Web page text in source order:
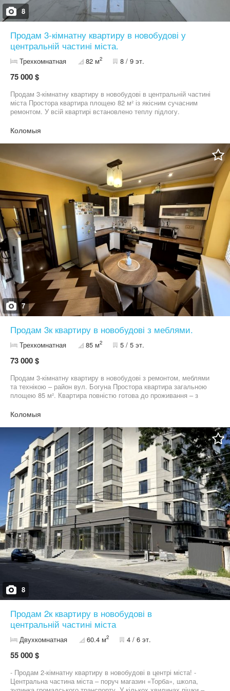
8
Продам 3-кімнатну квартиру в новобудові у
центральній частині міста.
Трехкомнатная 82 м2 8 / 9 эт.
75 000 $
Продам 3-кімнатну квартиру в новобудові в центральній частині
міста Простора квартира площею 82 м² із якісним сучасним
ремонтом. У всій квартирі встановлено теплу підлогу.
можна завершити ремонт на власний смак. Вигідне
закрите подвір’я з місцями для паркування та дитячим
майданчиком. Ідеальний варіант для комфортного життя!
Коломыя
7
Продам 3к квартиру в новобудові з меблями.
Трехкомнатная 85 м2 5 / 5 эт.
73 000 $
Продам 3-кімнатну квартиру в новобудові з ремонтом, меблями
та технікою – район вул. Богуна Простора квартира загальною
площею 85 м². Квартира повністю готова до проживання – з
подвір’я - Власне паркомісце - Зручна локація – поруч магазини,
місті Коломия або навколишніх селах.
Коломыя
8
Продам 2к квартиру в новобудові в
центральній частині міста
Двухкомнатная 60.4 м2 4 / 6 эт.
55 000 $
- Продам 2-кімнатну квартиру в новобудові в центрі міста! -
Центральна частина міста – поруч магазин «Торба», школа,